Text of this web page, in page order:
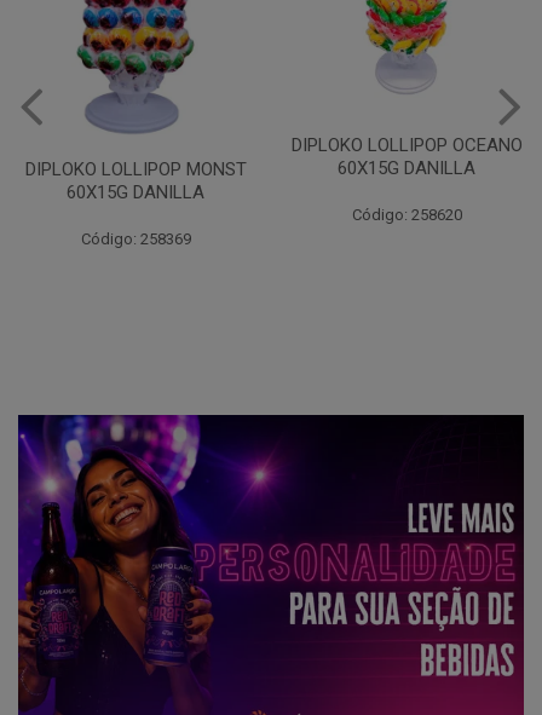
DIPLOKO LOLLIPOP MONST
60X15G DANILLA
Código: 258369
DIPLOKO LOLLIPOP OCEANO
60X15G DANILLA
Código: 258620